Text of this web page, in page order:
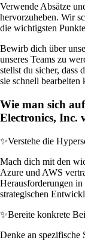
Verwende Absätze
hervorzuheben. Wir
die wichtigsten
Bewirb dich über
unseres Teams zu
stellst du sicher, dass
sie schnell
Wie man sich
Electronics, Inc.
✨Verstehe die
Mach dich mit den
Azure und AWS
Herausforderungen
strategischen
✨Bereite konkrete
Denke an spezifische